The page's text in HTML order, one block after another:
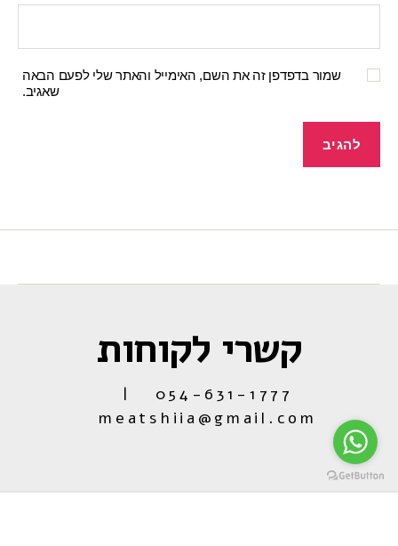
שמור בדפדפן זה את השם, האימייל והאתר שלי לפעם הבאה
שאגיב.
קשרי לקוחות
054-631-1777 |
meatshiia@gmail.com